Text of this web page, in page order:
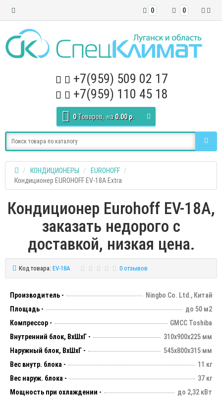
0
0
+7(959) 509 02 17
+7(959) 110 45 18
0 Tоваров, на 0.00 р.
КОНДИЦИОНЕРЫ
EUROHOFF
Кондиционер EUROHOFF EV-18A Extra
Кондиционер Eurohoff EV-18A,
заказать недорого с
доставкой, низкая цена.
Код товара: EV-18A 0 отзывов
Производитель -
Ningbo Co. Ltd., Китай
Площадь -
до 50 м2
Компрессор -
GMCC Toshiba
Внутренний блок, ВхШхГ -
310х900х225 мм
Наружный блок, ВхШхГ -
545х800х315 мм
Вес внутр. блока -
11 кг
Вес наруж. блока -
37 кг
Мощность при охлаждении -
до 2,32 кВт